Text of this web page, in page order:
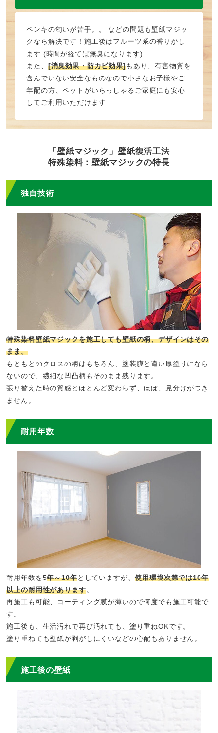
ペンキの匂いが苦手。。 などの問題も壁紙マジッ
クなら解決です！施工後はフルーツ系の香りがし
ます (時間が経てば無臭になります)
また、 [消臭効果・防カビ効果]もあり、有害物質を
含んでいない安全なものなので小さなお子様やご
年配の方、ペットがいらっしゃるご家庭にも安心
してご利用いただけます！
「壁紙マジック」壁紙復活工法
特殊染料：壁紙マジックの特長
独自技術
特殊染料壁紙マジックを施工しても壁紙の柄、デザインはその
まま。
もともとのクロスの柄はもちろん、塗装膜と違い厚塗りになら
ないので、繊細な凹凸柄もそのまま残ります。
張り替えた時の質感とほとんど変わらず、ほぼ、見分けがつき
ません。
耐用年数
耐用年数を5年～10年としていますが、使用環境次第では10年
以上の耐用性があります。
再施工も可能、コーティング膜が薄いので何度でも施工可能で
す。
施工後も、生活汚れで再び汚れても、塗り重ねOKです。
塗り重ねても壁紙が剥がしにくいなどの心配もありません。
施工後の壁紙